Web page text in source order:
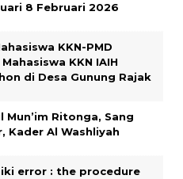
8 Februari 2026
KKN-PMD
KKN IAIH
di Desa Gunung Rajak
Mun’im Ritonga, Sang
Kader Al Washliyah
error : the procedure